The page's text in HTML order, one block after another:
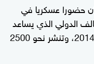
حضورا عسكريا في
الدولي الذي يساعد
منذ 2014، وتنشر نحو 2500